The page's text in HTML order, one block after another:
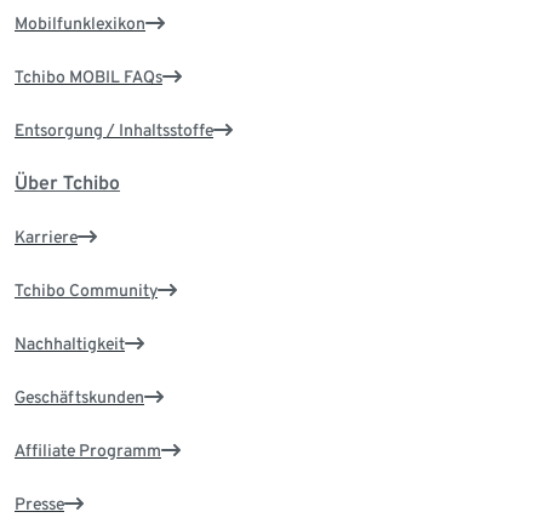
Mobilfunklexikon
Tchibo MOBIL FAQs
Entsorgung / Inhaltsstoffe
Über Tchibo
Karriere
Tchibo Community
Nachhaltigkeit
Geschäftskunden
Affiliate Programm
Presse